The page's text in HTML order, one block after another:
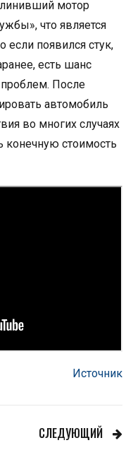
мотор
что является
появился стук,
есть шанс
После
автомобиль
во многих случаях
конечную стоимость
Источник
СЛЕДУЮЩИЙ